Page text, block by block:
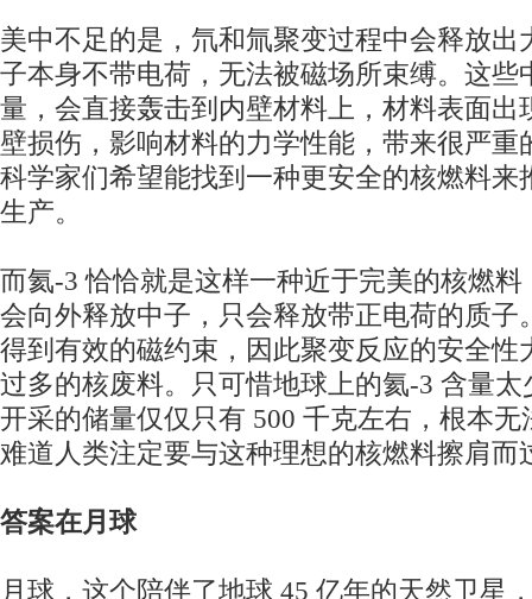
美中不足的是，氘和氚聚变过程中会释放出
子本身不带电荷，无法被磁场所束缚。这些
量，会直接轰击到内壁材料上，材料表面出
壁损伤，影响材料的力学性能，带来很严重
科学家们希望能找到一种更安全的核燃料来
生产。
而氦-3 恰恰就是这样一种近于完美的核燃
会向外释放中子，只会释放带正电荷的质子
得到有效的磁约束，因此聚变反应的安全性
过多的核废料。只可惜地球上的氦-3 含量
开采的储量仅仅只有 500 千克左右，根本
难道人类注定要与这种理想的核燃料擦肩而
答案在月球
月球，这个陪伴了地球 45 亿年的天然卫星